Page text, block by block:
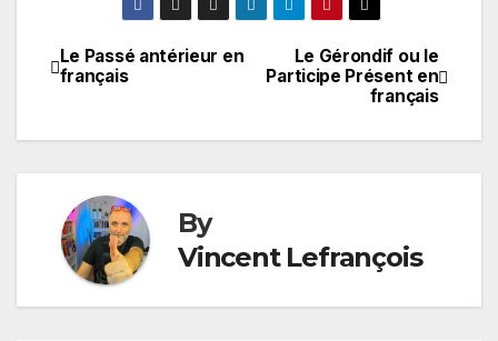
Post
Le Gérondif ou le
Participe Présent en
français
Le Passé antérieur en
français
By
Vincent Lefrançois